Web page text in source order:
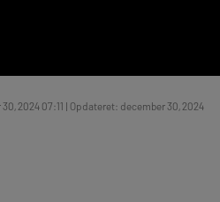
2024 07:11 | Opdateret: december 30, 2024